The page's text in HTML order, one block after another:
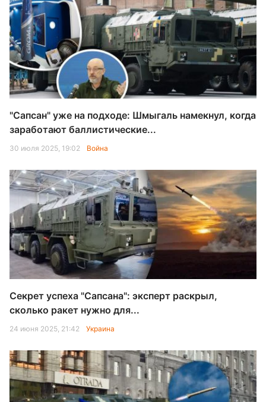
"Сапсан" уже на подходе: Шмыгаль намекнул, когда
заработают баллистические...
30 июля 2025, 19:02 Война
Секрет успеха "Сапсана": эксперт раскрыл,
сколько ракет нужно для...
24 июня 2025, 21:42 Украина